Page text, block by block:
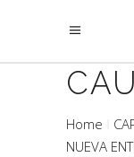
Home
NUEVA